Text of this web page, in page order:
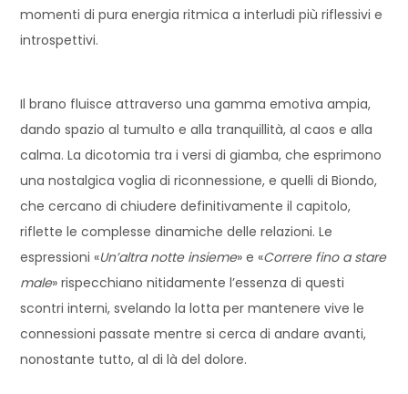
momenti di pura energia ritmica a interludi più riflessivi e
introspettivi.
Il brano fluisce attraverso una gamma emotiva ampia,
dando spazio al tumulto e alla tranquillità, al caos e alla
calma. La dicotomia tra i versi di giamba, che esprimono
una nostalgica voglia di riconnessione, e quelli di Biondo,
che cercano di chiudere definitivamente il capitolo,
riflette le complesse dinamiche delle relazioni. Le
espressioni «Un’altra notte insieme» e «Correre fino a stare
male» rispecchiano nitidamente l’essenza di questi
scontri interni, svelando la lotta per mantenere vive le
connessioni passate mentre si cerca di andare avanti,
nonostante tutto, al di là del dolore.